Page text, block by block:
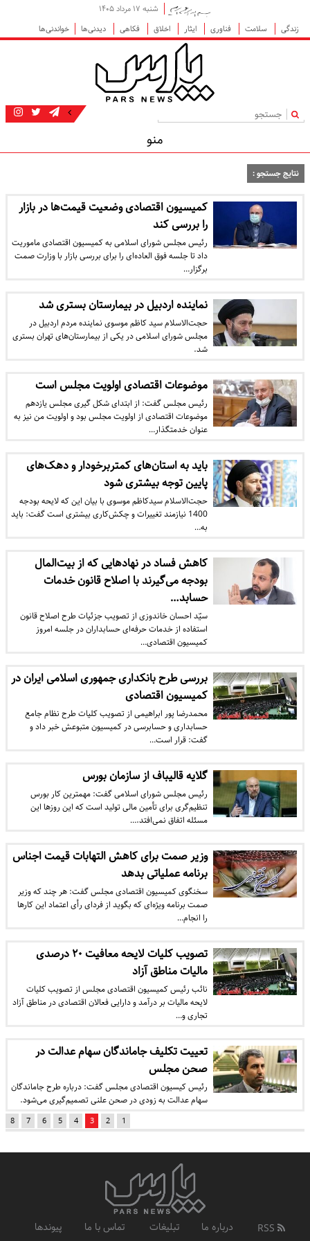
شنبه ۱۷ مرداد ۱۴۰۵
زندگی
سلامت فناوری ایثار اخلاق فکاهی دیدنی‌ها خواندنی‌ها
|
منو
نتایج جستجو :
کمیسیون اقتصادی وضعیت قیمت‌ها در بازار
را بررسی کند
رئیس مجلس شورای اسلامی به کمیسیون اقتصادی ماموریت
داد تا جلسه فوق العاده‌ای را برای بررسی بازار با وزارت صمت
برگزار…
نماینده اردبیل در بیمارستان بستری شد
حجت‌الاسلام سید کاظم موسوی نماینده مردم اردبیل در
مجلس شورای اسلامی در یکی از بیمارستان‌های تهران بستری
شد.
موضوعات اقتصادی اولویت مجلس است
رئیس مجلس گفت: از ابتدای شکل گیری مجلس یازدهم
موضوعات اقتصادی از اولویت مجلس بود و اولویت من نیز به
عنوان خدمتگذار…
باید به استان‌های کمتربرخودار و دهک‌های
پایین توجه بیشتری شود
حجت‌الاسلام سیدکاظم موسوی با بیان این که لایحه بودجه
1400 نیازمند تغییرات و چکش‌‌کاری بیشتری است گفت: باید
به…
کاهش فساد در نهادهایی که از بیت‌المال
بودجه می‌گیرند با اصلاح قانون خدمات
حسابد…
سیّد احسان خاندوزی از تصویب جزئیات طرح اصلاح قانون
استفاده از خدمات حرفه‌ای حسابداران در جلسه امروز
کمیسیون اقتصادی…
بررسی طرح بانکداری جمهوری اسلامی ایران در
کمیسیون اقتصادی
محمدرضا پور ابراهیمی از تصویب کلیات طرح نظام جامع
حسابداری و حسابرسی در کمیسیون متبوعش خبر داد و
گفت: قرار است…
گلایه قالیباف از سازمان بورس
رئیس مجلس شورای اسلامی گفت: مهمترین کار بورس
تنظیم‌گری برای تأمین مالی تولید است که این روزها این
مسئله اتفاق نمی‌افتد.…
وزیر صمت برای کاهش التهابات قیمت اجناس
برنامه عملیاتی بدهد
سخنگوی کمیسیون اقتصادی مجلس گفت: هر چند که وزیر
صمت برنامه ویژه‌ای که بگوید از فردای رأی اعتماد این کارها
را انجام…
تصویب کلیات لایحه معافیت ۲۰ درصدی
مالیات مناطق آزاد
نائب رئیس کمیسیون اقتصادی مجلس از تصویب کلیات
لایحه مالیات بر درآمد و دارایی فعالان اقتصادی در مناطق آزاد
تجاری و…
تعییت تکلیف جاماندگان سهام عدالت در
صحن مجلس
رئیس کیسیون اقتصادی مجلس گفت:‌ درباره طرح جاماندگان
سهام عدالت به زودی در صحن علنی تصمیم‌گیری می‌شود.
1
2
3
4
5
6
7
8
درباره ما تبلیغات تماس با ما پیوندها